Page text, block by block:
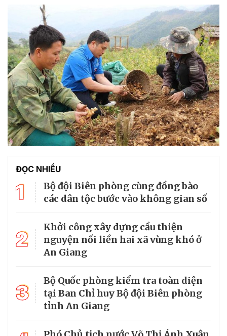
ĐỌC NHIỀU
1
Bộ đội Biên phòng cùng đồng bào
các dân tộc bước vào không gian số
2
Khởi công xây dựng cầu thiện
nguyện nối liền hai xã vùng khó ở
An Giang
3
Bộ Quốc phòng kiểm tra toàn diện
tại Ban Chỉ huy Bộ đội Biên phòng
tỉnh An Giang